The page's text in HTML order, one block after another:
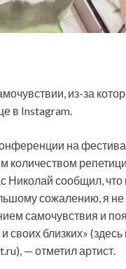
из-за
в Instagram.
на
количеством
Николай сообщил,
сожалению, я
самочувствия и
своих близких»
— отметил артист.